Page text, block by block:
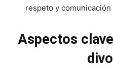
respeto y
Aspectos